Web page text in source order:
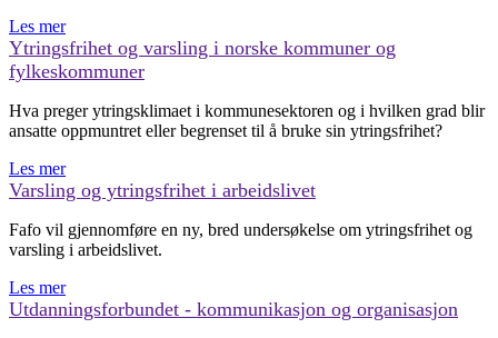
Les mer
Ytringsfrihet og varsling i norske kommuner og
fylkeskommuner
Hva preger ytringsklimaet i kommunesektoren og i hvilken grad blir
ansatte oppmuntret eller begrenset til å bruke sin ytringsfrihet?
Les mer
Varsling og ytringsfrihet i arbeidslivet
Fafo vil gjennomføre en ny, bred undersøkelse om ytringsfrihet og
varsling i arbeidslivet.
Les mer
Utdanningsforbundet - kommunikasjon og organisasjon